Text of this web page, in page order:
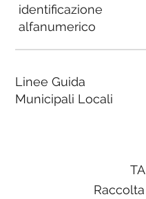
identificazione
alfanumerico
Linee Guida
Municipali Locali